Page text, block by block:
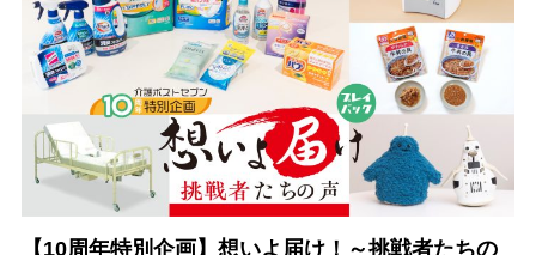
【10周年特別企画】想いよ届け！～挑戦者たちの